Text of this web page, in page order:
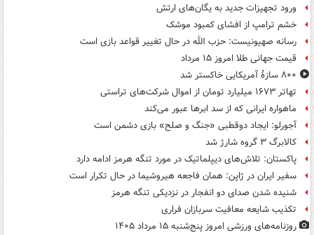
ورود تجهیزات جدید به یگان‌های ارتش
خشم ترامپ از افشای کمبود موشک
رسانه صهیونیست: حزب الله در حال تغییر قواعد بازی است
قیمت جهانی طلا امروز ۱۵ مرداد
۸۰۰ سازۀ آمریکایی خاکستر شد
تهاتر ۱۶۷۳ میلیارد تومان از اموال شرکت‌های تراستی
ماهواره ایرانی که از سد ابرها عبور می‌کند
آجورلو: ایجاد دوقطبی «جنگ و صلح‌» بازی دشمن است
کالابرگ ۳ گروه شارژ شد
پاکستان: تلاش‌های دیپلماتیک در مورد تنگه هرمز ادامه دارد
سفیر ایران در ژاپن: همان فاجعه هیروشیما در حال تکرار است
شنیده شدن صدای دو انفجار در نزدیکی تنگه هرمز
تکذیب شایعه معافیت سربازان فراری
روزنامه‌های ورزشی امروز پنج‌شنبه ۱۵ مرداد ۱۴۰۵